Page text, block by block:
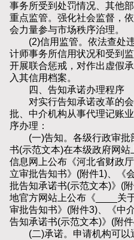
事务所受到处罚情况、其他
重点监管。强化社会监督，
会力量参与市场秩序治理。
(2)信用监管。依法查处违
计师事务所信用状况和受到
开展联合惩戒，对作出虚假
入其信用档案。
四、告知承诺办理程序
对实行告知承诺改革的会
批、中介机构从事代理记账
序办理：
(一)告知。各级行政审批
书(示范文本)在本级政府网
信息网上公布《河北省财政
立审批告知书》(附件1)、《
批告知承诺书(示范文本)》(
地官方网站上公布《____关
审批告知书》(附件3)、《中
告知承诺书(示范文本)》(附件
(二)承诺。申请机构可以